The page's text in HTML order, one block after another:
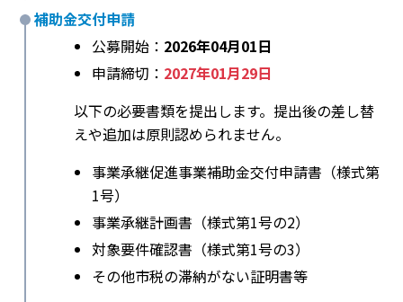
補助金交付申請
公募開始： 2026年04月01日
申請締切： 2027年01月29日
以下の必要書類を提出します。提出後の差し替
えや追加は原則認められません。
事業承継促進事業補助金交付申請書（様式第
1号）
事業承継計画書（様式第1号の2）
対象要件確認書（様式第1号の3）
その他市税の滞納がない証明書等